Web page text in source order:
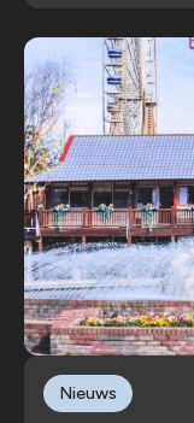
Nieuws